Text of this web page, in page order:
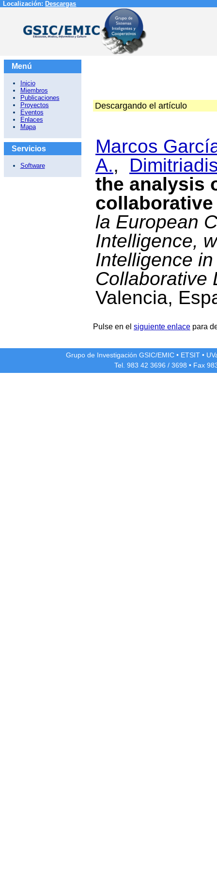
Localización: Descargas
Menú
Inicio
Miembros
Publicaciones
Proyectos
Eventos
Enlaces
Mapa
Servicios
Software
Descargando el artículo
Marcos
A.,
the analysis
la European
Intelligence,
Intelligence
Collaborative
Valencia,
Pulse en el siguiente enlace para
Grupo de Investigación GSIC/EMIC • ETSIT •
Tel. 983 42 3696 / 3698 • Fax